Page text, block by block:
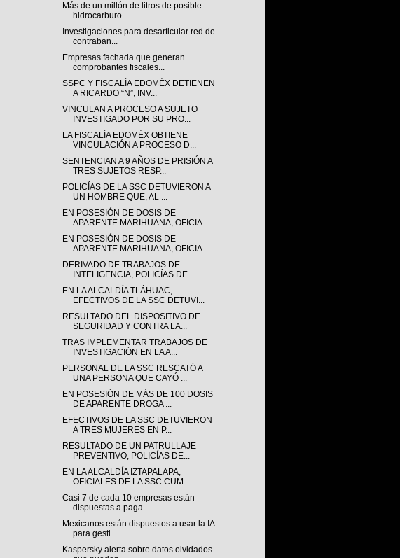
Más de un millón de litros de posible
hidrocarburo...
Investigaciones para desarticular red de
contraban...
Empresas fachada que generan
comprobantes fiscales...
SSPC Y FISCALÍA EDOMÉX DETIENEN
A RICARDO “N”, INV...
VINCULAN A PROCESO A SUJETO
INVESTIGADO POR SU PRO...
LA FISCALÍA EDOMÉX OBTIENE
VINCULACIÓN A PROCESO D...
SENTENCIAN A 9 AÑOS DE PRISIÓN A
TRES SUJETOS RESP...
POLICÍAS DE LA SSC DETUVIERON A
UN HOMBRE QUE, AL ...
EN POSESIÓN DE DOSIS DE
APARENTE MARIHUANA, OFICIA...
EN POSESIÓN DE DOSIS DE
APARENTE MARIHUANA, OFICIA...
DERIVADO DE TRABAJOS DE
INTELIGENCIA, POLICÍAS DE ...
EN LA ALCALDÍA TLÁHUAC,
EFECTIVOS DE LA SSC DETUVI...
RESULTADO DEL DISPOSITIVO DE
SEGURIDAD Y CONTRA LA...
TRAS IMPLEMENTAR TRABAJOS DE
INVESTIGACIÓN EN LA A...
PERSONAL DE LA SSC RESCATÓ A
UNA PERSONA QUE CAYÓ ...
EN POSESIÓN DE MÁS DE 100 DOSIS
DE APARENTE DROGA ...
EFECTIVOS DE LA SSC DETUVIERON
A TRES MUJERES EN P...
RESULTADO DE UN PATRULLAJE
PREVENTIVO, POLICÍAS DE...
EN LA ALCALDÍA IZTAPALAPA,
OFICIALES DE LA SSC CUM...
Casi 7 de cada 10 empresas están
dispuestas a paga...
Mexicanos están dispuestos a usar la IA
para gesti...
Kaspersky alerta sobre datos olvidados